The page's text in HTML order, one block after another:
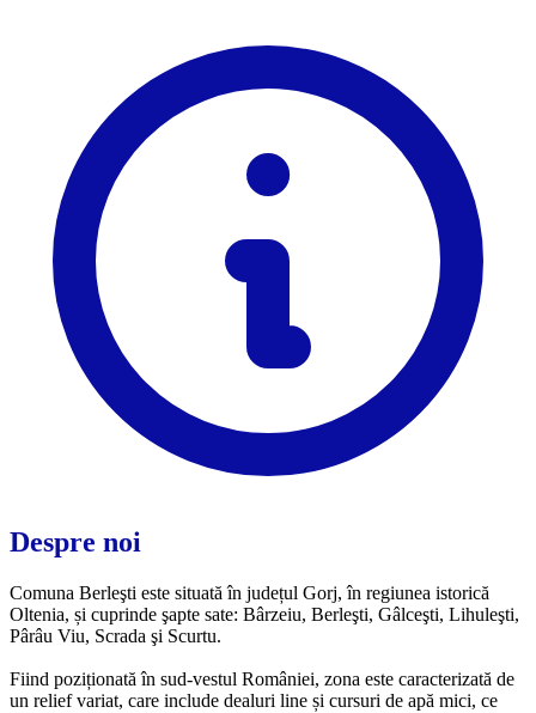
Despre noi
Comuna Berleşti este situată în județul Gorj, în regiunea istorică
Oltenia, și cuprinde şapte sate: Bârzeiu, Berleşti, Gâlceşti, Lihuleşti,
Pârâu Viu, Scrada şi Scurtu.
Fiind poziționată în sud-vestul României, zona este caracterizată de
un relief variat, care include dealuri line și cursuri de apă mici, ce